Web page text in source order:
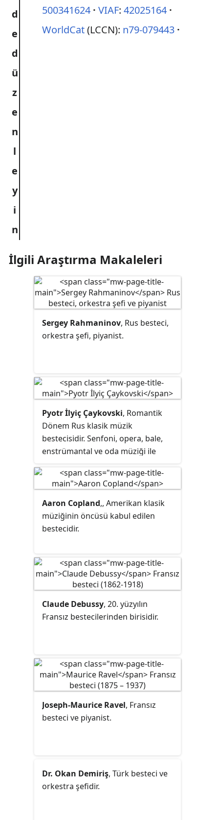
500341624 VIAF: 42025164
WorldCat(LCCN): n79-079443
İlgili Araştırma Makaleleri
Sergey Rahmaninov, Rus besteci,
orkestra şefi, piyanist.
Pyotr İlyiç Çaykovski, Romantik
Dönem Rus klasik müzik
bestecisidir. Senfoni, opera, bale,
enstrümantal ve oda müziği ile
vermiştir. Günümüz klasik müzik
repertuvarında yer alan en popüler
konser ve gösteri müziklerini
yazmıştır. Bunların arasındaKuğu
Gölü,Uyuyan Güzel
Yevgeni Oneginopera müziği
sayılabilir.
Aaron Copland,, Amerikan klasik
müziğinin öncüsü kabul edilen
bestecidir.
Claude Debussy, 20. yüzyılın
Fransız bestecilerinden birisidir.
Joseph-Maurice Ravel, Fransız
besteci ve piyanist.
Dr. Okan Demiriş, Türk besteci ve
orkestra şefidir.